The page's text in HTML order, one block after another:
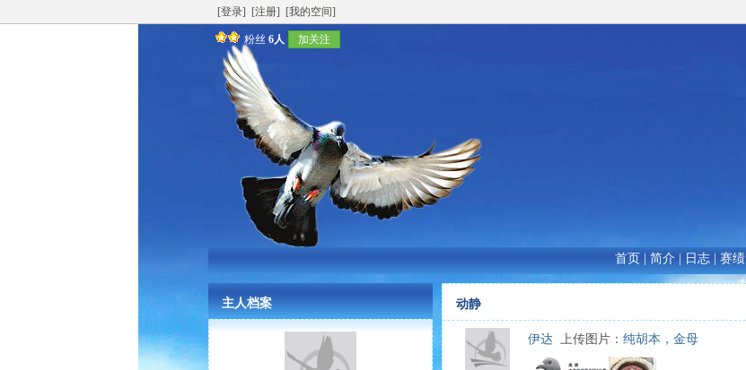
[登录] [注册] [我的空间]
粉丝 6人 加关注
首页 简介 日志 赛绩
主人档案 动静
伊达 上传图片： 纯胡本，金母